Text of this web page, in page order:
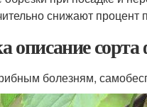
снижают
описание
болезням,